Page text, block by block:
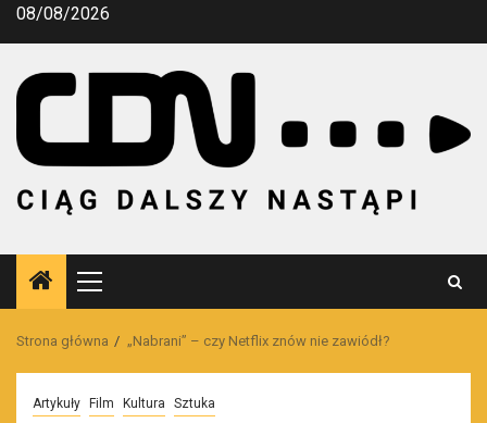
Przejdź
08/08/2026
Menu
główne
Strona główna „Nabrani” – czy Netflix znów nie zawiódł?
Artykuły Film Kultura Sztuka